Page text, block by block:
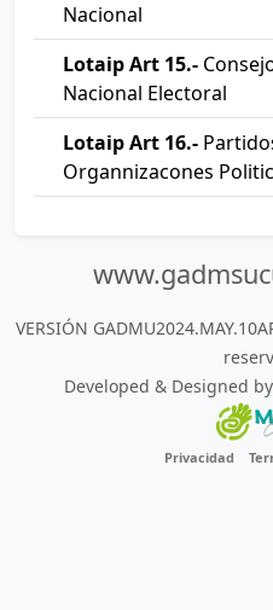
Nacional
Lotaip Art 15.-
Nacional Electoral
Lotaip Art 16.-
Organnizacones
VERSIÓN
Developed & Designed by
Privacidad